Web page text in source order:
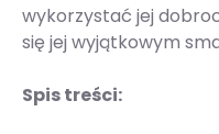
wykorzystać jej
się jej wyjątkowym
Spis treści: